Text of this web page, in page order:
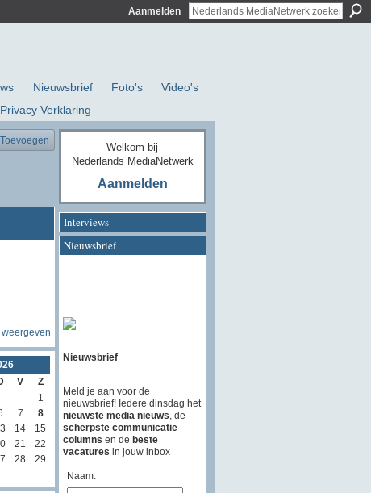
Aanmelden
Nieuwsbrief Foto's
Video's
Privacy Verklaring
Toevoegen
V
Z
1
7
8
14
15
21
22
28
29
Welkom bij
Nederlands MediaNetwerk
Aanmelden
Interviews
Nieuwsbrief
Nieuwsbrief
Meld je aan voor de
nieuwsbrief! Iedere dinsdag het
nieuwste media nieuws , de
scherpste communicatie
columns en de beste
vacatures in jouw inbox
Naam: